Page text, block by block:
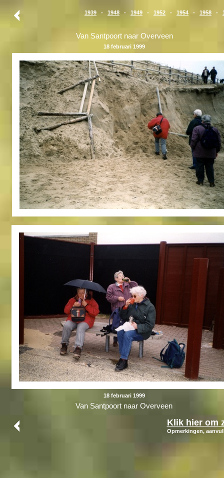
1939 - 1948 - 1949 - 1952 - 1954 - 1958 -
Van Santpoort naar Overveen
18 februari 1999
18 februari 1999
Van Santpoort naar Overveen
Klik hier om
Opmerkingen,